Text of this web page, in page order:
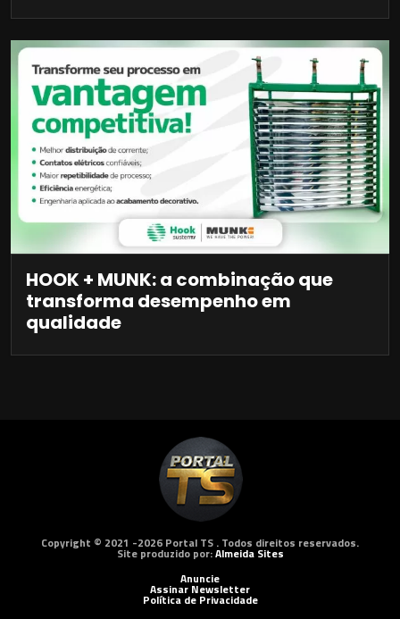
HOOK + MUNK: a combinação que
transforma desempenho em
qualidade
Copyright © 2021 -2026 Portal TS . Todos direitos reservados.
Site produzido por:Almeida Sites
Anuncie
Assinar Newsletter
Política de Privacidade